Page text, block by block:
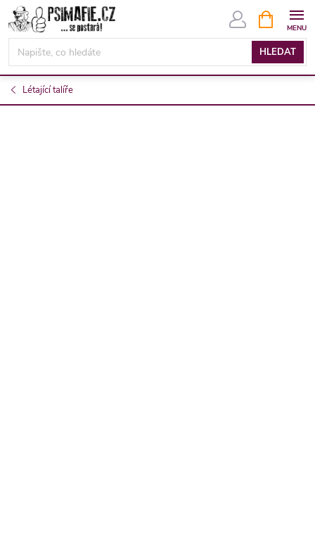
Přejít
na
obsah
HLEDAT
NÁKUPNÍ
KOŠÍK
Létající talíře